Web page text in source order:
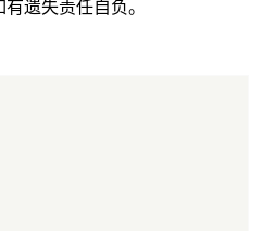
遗失责任自负。